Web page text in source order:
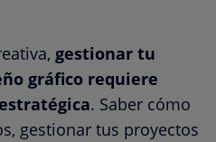
gestionar tu
gráfico requiere
. Saber cómo
gestionar tus proyectos